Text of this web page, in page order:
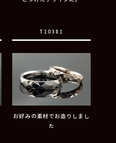
T10381
お好みの素材でお造りしまし
た